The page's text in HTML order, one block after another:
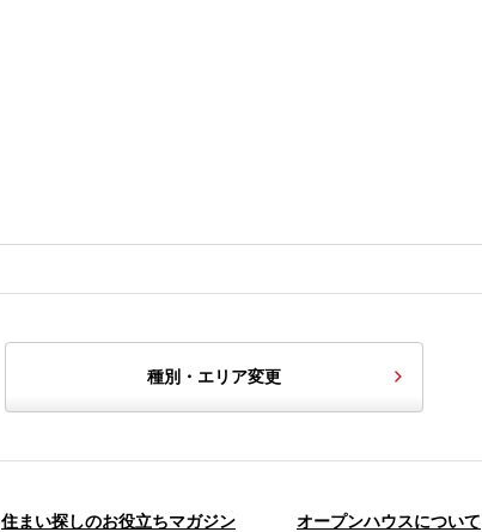
種別・エリア変更
住まい探しのお役立ちマガジン オープンハウスについて